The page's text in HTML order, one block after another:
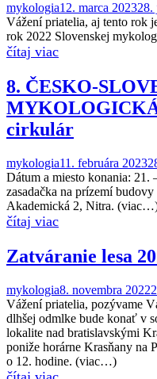
mykologia12. marca 202328.
Vážení priatelia, aj tento rok
rok 2022 Slovenskej
8. ČESKO-
cirkulár
mykologia11. februára 2023
Dátum a miesto konania: 21.
zasadačka na prízemí
Akademická 2, Nitra.
Zatváranie lesa
mykologia8. novembra 2022
Vážení priatelia, pozývame
dlhšej odmlke bude konať v
lokalite nad bratislavskými
poniže horárne Krasňany na
o 12. hodine. (viac…)